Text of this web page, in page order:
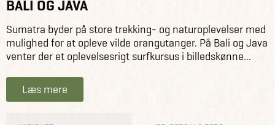
BALI OG JAVA
Sumatra byder på store trekking- og naturoplevelser med
mulighed for at opleve vilde orangutanger. På Bali og Java
venter der et oplevelsesrigt surfkursus i billedskønne...
Læs mere